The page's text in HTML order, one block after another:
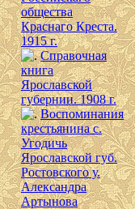
общества
Краснаго Креста.
1915 г.
Справочная
книга
Ярославской
губернии. 1908 г.
Воспоминания
крестьянина с.
Угодичь
Ярославской губ.
Ростовского у.
Александра
Артынова